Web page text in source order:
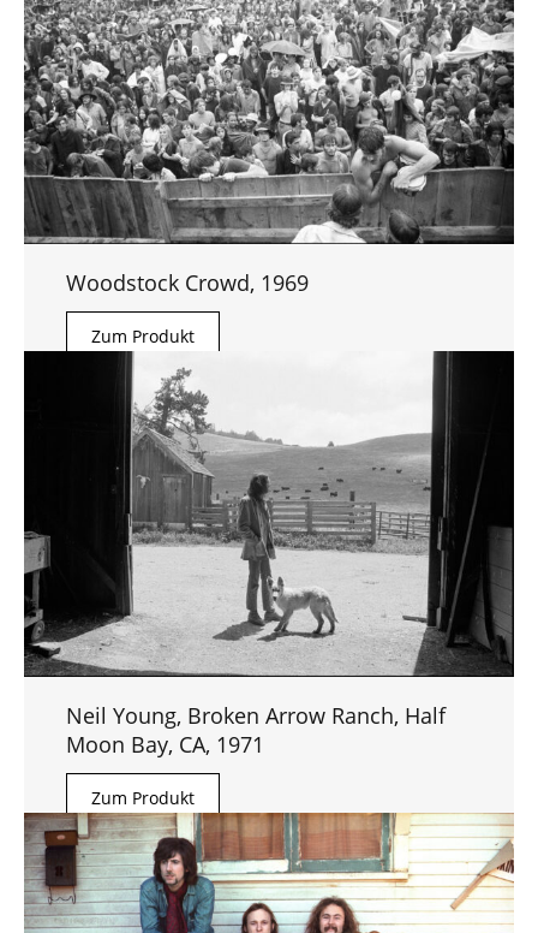
Woodstock Crowd, 1969
Zum Produkt
Neil Young, Broken Arrow Ranch, Half
Moon Bay, CA, 1971
Zum Produkt